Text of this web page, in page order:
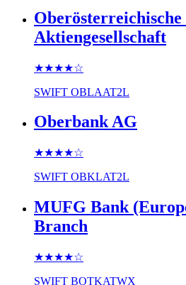
Aktiengesellschaft
★★★★☆
SWIFT OBLAAT2L
Oberbank AG
★★★★☆
SWIFT OBKLAT2L
MUFG Bank
Branch
★★★★☆
SWIFT BOTKATWX